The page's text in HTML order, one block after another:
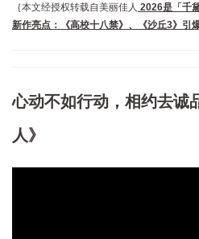
｛本文经授权转载自美丽佳人 2026是「千
新作亮点：《高校十八禁》、《沙丘3》引
心动不如行动，相约去诚
人》